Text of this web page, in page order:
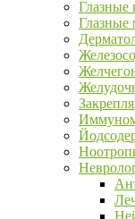
Глазные
Глазные